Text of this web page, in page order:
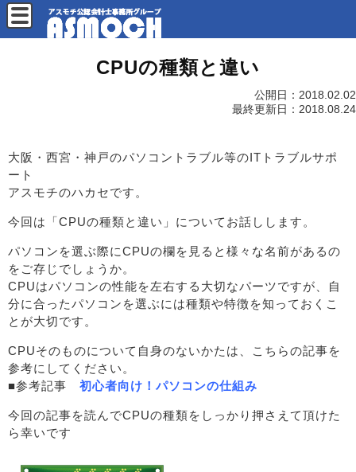
CPUの種類と違い
公開日： 2018.02.02
最終更新日： 2018.08.24
大阪・西宮・神戸のパソコントラブル等のITトラブルサポ
ート
アスモチのハカセです。
今回は「CPUの種類と違い」についてお話しします。
パソコンを選ぶ際にCPUの欄を見ると様々な名前があるの
をご存じでしょうか。
CPUはパソコンの性能を左右する大切なパーツですが、自
分に合ったパソコンを選ぶには種類や特徴を知っておくこ
とが大切です。
CPUそのものについて自身のないかたは、こちらの記事を
参考にしてください。
■参考記事 初心者向け！パソコンの仕組み
今回の記事を読んでCPUの種類をしっかり押さえて頂けた
ら幸いです